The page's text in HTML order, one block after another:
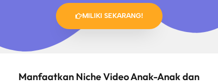
MILIKI SEKARANG!
Manfaatkan Niche Video Anak-Anak dan